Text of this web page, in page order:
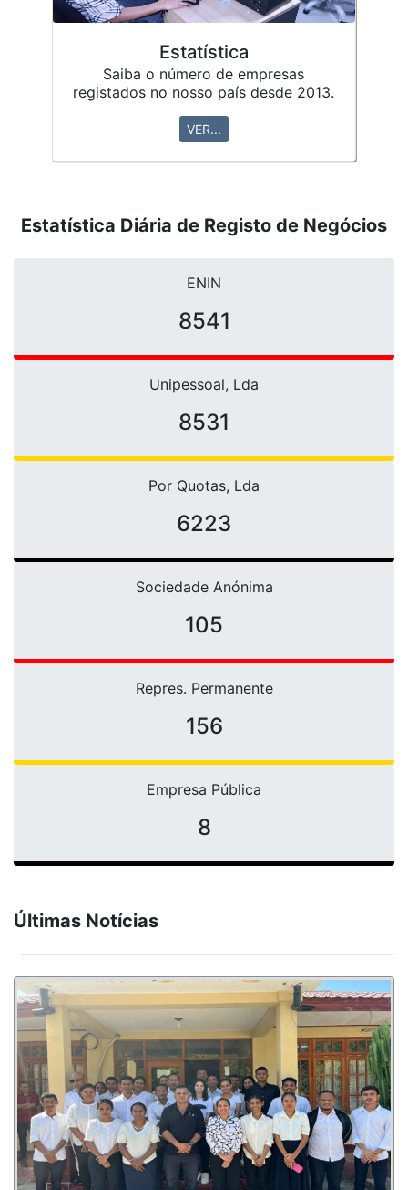
Estatística
Saiba o número de empresas
registados no nosso país desde 2013.
VER...
Estatística Diária de Registo de Negócios
ENIN
10761
Unipessoal, Lda
10751
Por Quotas, Lda
6223
Sociedade Anónima
105
Repres. Permanente
156
Empresa Pública
8
Últimas Notícias